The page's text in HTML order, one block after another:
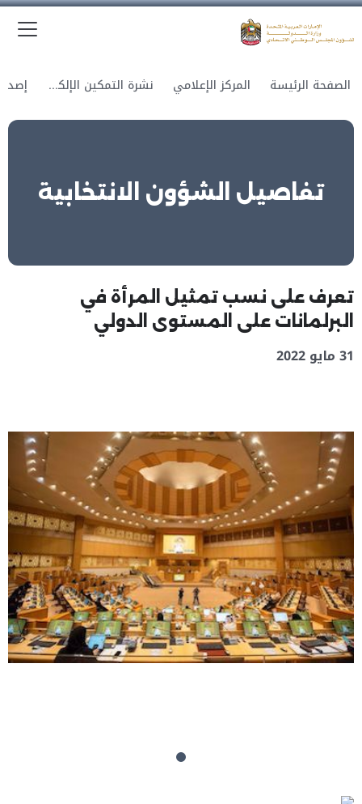
الصفحة الرئيسة المركز الإعلامي نشرة التمكين الإلكترونية
تفاصيل الشؤون الانتخابية
تعرف على نسب تمثيل المرأة في
البرلمانات على المستوى الدولي
31 مايو 2022